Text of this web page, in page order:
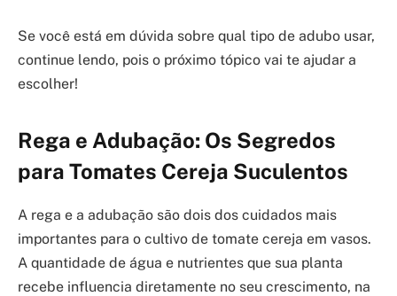
Se você está em dúvida sobre qual tipo de adubo usar,
continue lendo, pois o próximo tópico vai te ajudar a
escolher!
Rega e Adubação: Os Segredos
para Tomates Cereja Suculentos
A rega e a adubação são dois dos cuidados mais
importantes para o cultivo de tomate cereja em vasos.
A quantidade de água e nutrientes que sua planta
recebe influencia diretamente no seu crescimento, na